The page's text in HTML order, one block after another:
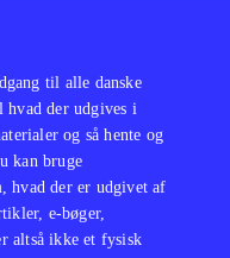
til alle danske
hvad der udgives i
og så hente og
kan bruge
hvad der er udgivet af
e-bøger,
altså ikke et fysisk